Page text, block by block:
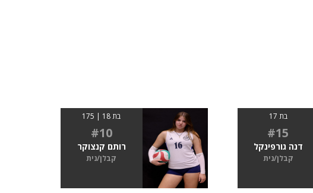
בת 17
#15
דנה גורפינקל
קבלן/נית
בת 18 | 175
#10
רותם קנצוקר
קבלן/נית